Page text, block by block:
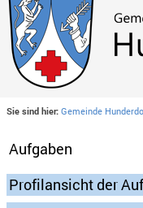
Sie sind hier: Gemeinde
Aufgaben
Profilansicht der